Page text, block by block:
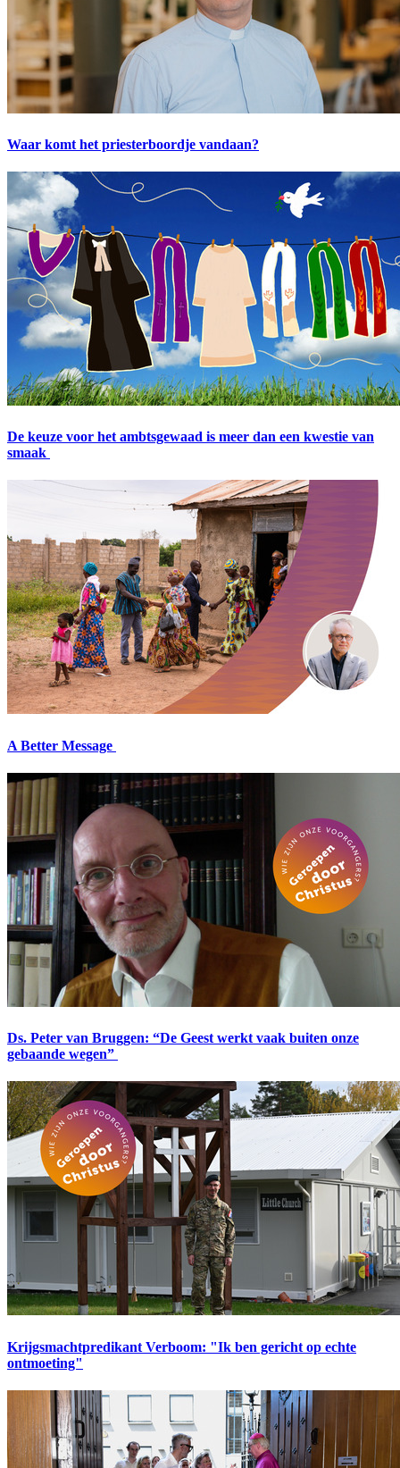
Waar komt het priesterboordje vandaan?
De keuze voor het ambtsgewaad is meer dan een kwestie van
smaak
A Better Message
Ds. Peter van Bruggen: “De Geest werkt vaak buiten onze
gebaande wegen”
Krijgsmachtpredikant Verboom: "Ik ben gericht op echte
ontmoeting"